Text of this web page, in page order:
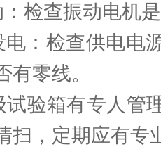
查振动电机是
检查供电电
有零线。
箱有专人管
扫，定期应有专